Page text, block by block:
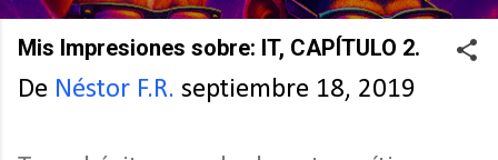
Mis Impresiones sobre: IT, CAPÍTULO 2.
De Néstor F.R. septiembre 18, 2019